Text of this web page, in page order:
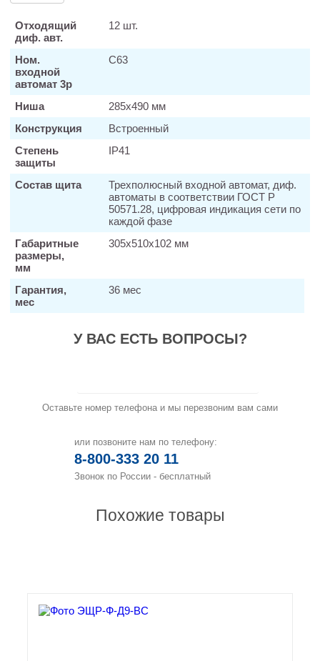
Отходящий
диф. авт.
12 шт.
Ном.
входной
автомат 3р
С63
Ниша
285х490 мм
Конструкция
Встроенный
Степень
защиты
IP41
Состав щита
Трехполюсный входной автомат, диф.
автоматы в соответствии ГОСТ Р
50571.28, цифровая индикация сети по
каждой фазе
Габаритные
размеры,
мм
305х510х102 мм
Гарантия,
мес
36 мес
У ВАС ЕСТЬ ВОПРОСЫ?
Оставьте номер телефона и мы перезвоним вам сами
или позвоните нам по телефону:
8-800-333 20 11
Звонок по России - бесплатный
Похожие товары